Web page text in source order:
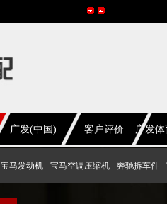
广发(中国) 客户评价 广发
宝马发动机 宝马空调压缩机 奔驰拆车件